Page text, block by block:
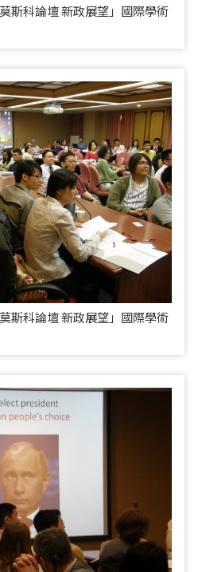
斯科論壇 新政展望」國際學術
斯科論壇 新政展望」國際學術